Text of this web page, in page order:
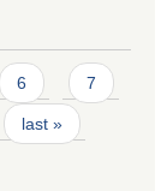
6 7
last »